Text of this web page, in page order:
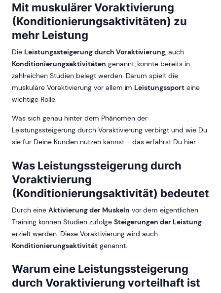
Mit muskulärer Voraktivierung
(Konditionierungsaktivitäten) zu
mehr Leistung
Die Leistungssteigerung durch Voraktivierung, auch
Konditionierungsaktivitäten genannt, konnte bereits in
zahlreichen Studien belegt werden. Darum spielt die
muskuläre Voraktivierung vor allem im Leistungssport eine
wichtige Rolle.
Was sich genau hinter dem Phänomen der
Leistungssteigerung durch Voraktivierung verbirgt und wie Du
sie für Deine Kunden nutzen kannst – das erfährst Du hier.
Was Leistungssteigerung durch
Voraktivierung
(Konditionierungsaktivität) bedeutet
Durch eine Aktivierung der Muskeln vor dem eigentlichen
Training können Studien zufolge Steigerungen der Leistung
erzielt werden. Diese Voraktivierung wird auch
Konditionierungsaktivitätgenannt.
Warum eine Leistungssteigerung
durch Voraktivierung vorteilhaft ist